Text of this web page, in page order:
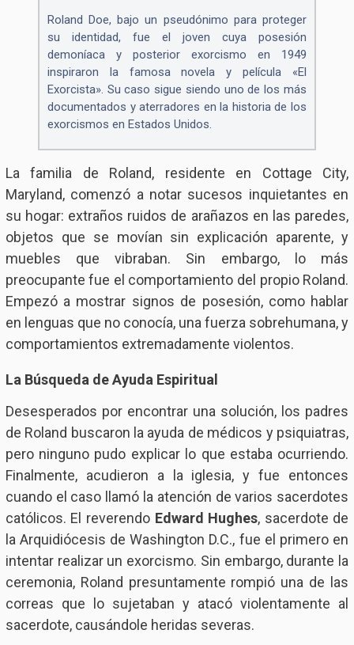
Roland Doe, bajo un pseudónimo para proteger
su identidad, fue el joven cuya posesión
demoníaca y posterior exorcismo en 1949
inspiraron la famosa novela y película «El
Exorcista». Su caso sigue siendo uno de los más
documentados y aterradores en la historia de los
exorcismos en Estados Unidos.
La familia de Roland, residente en Cottage City,
Maryland, comenzó a notar sucesos inquietantes en
su hogar: extraños ruidos de arañazos en las paredes,
objetos que se movían sin explicación aparente, y
muebles que vibraban. Sin embargo, lo más
preocupante fue el comportamiento del propio Roland.
Empezó a mostrar signos de posesión, como hablar
en lenguas que no conocía, una fuerza sobrehumana, y
comportamientos extremadamente violentos.
La Búsqueda de Ayuda Espiritual
Desesperados por encontrar una solución, los padres
de Roland buscaron la ayuda de médicos y psiquiatras,
pero ninguno pudo explicar lo que estaba ocurriendo.
Finalmente, acudieron a la iglesia, y fue entonces
cuando el caso llamó la atención de varios sacerdotes
católicos. El reverendo Edward Hughes, sacerdote de
la Arquidiócesis de Washington D.C., fue el primero en
intentar realizar un exorcismo. Sin embargo, durante la
ceremonia, Roland presuntamente rompió una de las
correas que lo sujetaban y atacó violentamente al
sacerdote, causándole heridas severas.